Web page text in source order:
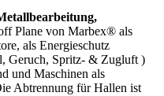
Plane von Marbex® als
als Energieschutz
Geruch, Spritz- & Zugluft )
und Maschinen als
Abtrennung für Hallen ist